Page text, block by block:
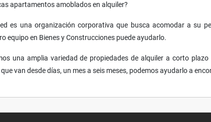
apartamentos amoblados en alquiler?
es una organización corporativa que busca acomodar a su
equipo en Bienes y Construcciones puede ayudarlo.
una amplia variedad de propiedades de alquiler a corto
van desde días, un mes a seis meses, podemos ayudarlo a